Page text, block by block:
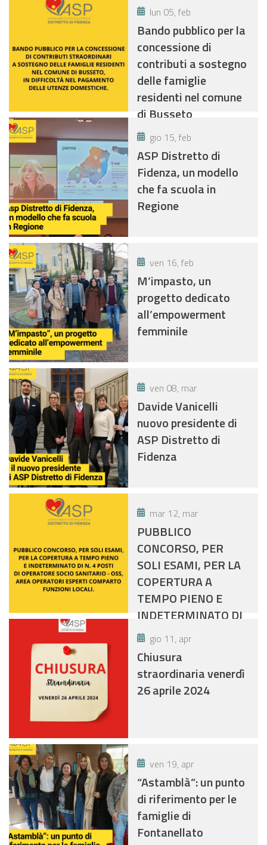
lun 05, feb
Bando pubblico per la
concessione di
contributi a sostegno
delle famiglie
residenti nel comune
di Busseto
gio 15, feb
ASP Distretto di
Fidenza, un modello
che fa scuola in
Regione
ven 16, feb
M’impasto, un
progetto dedicato
all’empowerment
femminile
ven 08, mar
Davide Vanicelli
nuovo presidente di
ASP Distretto di
Fidenza
mar 12, mar
PUBBLICO
CONCORSO, PER
SOLI ESAMI, PER LA
COPERTURA A
TEMPO PIENO E
INDETERMINATO DI
N. 4 POSTI- OSS
gio 11, apr
Chiusura
straordinaria venerdì
26 aprile 2024
ven 19, apr
“Astamblà”: un punto
di riferimento per le
famiglie di
Fontanellato